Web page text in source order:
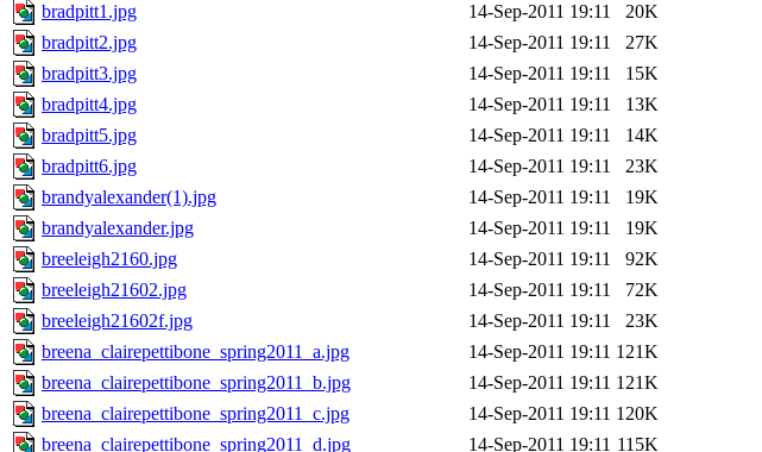
bradpitt1.jpg
14-Sep-2011 19:11
20K
bradpitt2.jpg
14-Sep-2011 19:11
27K
bradpitt3.jpg
14-Sep-2011 19:11
15K
bradpitt4.jpg
14-Sep-2011 19:11
13K
bradpitt5.jpg
14-Sep-2011 19:11
14K
bradpitt6.jpg
14-Sep-2011 19:11
23K
brandyalexander(1).jpg
14-Sep-2011 19:11
19K
brandyalexander.jpg
14-Sep-2011 19:11
19K
breeleigh2160.jpg
14-Sep-2011 19:11
92K
breeleigh21602.jpg
14-Sep-2011 19:11
72K
breeleigh21602f.jpg
14-Sep-2011 19:11
23K
breena_clairepettibone_spring2011_a.jpg
14-Sep-2011 19:11 121K
breena_clairepettibone_spring2011_b.jpg
14-Sep-2011 19:11 121K
breena_clairepettibone_spring2011_c.jpg
14-Sep-2011 19:11 120K
breena_clairepettibone_spring2011_d.jpg
14-Sep-2011 19:11 115K